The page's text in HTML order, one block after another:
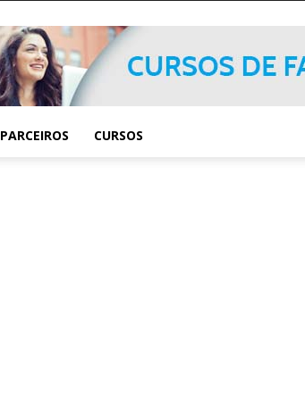
PARCEIROS CURSOS